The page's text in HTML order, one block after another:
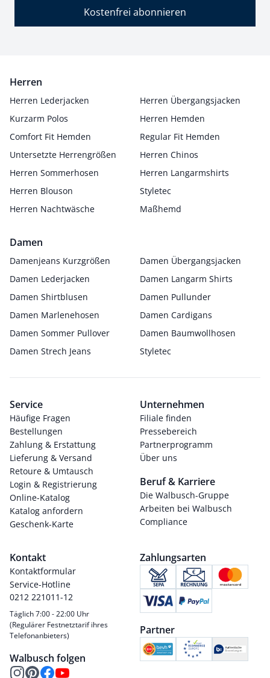
Kostenfrei abonnieren
Herren
Herren Lederjacken
Herren Übergangsjacken
Kurzarm Polos
Herren Hemden
Comfort Fit Hemden
Regular Fit Hemden
Untersetzte Herrengrößen
Herren Chinos
Herren Sommerhosen
Herren Langarmshirts
Herren Blouson
Styletec
Herren Nachtwäsche
Maßhemd
Damen
Damenjeans Kurzgrößen
Damen Übergangsjacken
Damen Lederjacken
Damen Langarm Shirts
Damen Shirtblusen
Damen Pullunder
Damen Marlenehosen
Damen Cardigans
Damen Sommer Pullover
Damen Baumwollhosen
Damen Strech Jeans
Styletec
Service
Häufige Fragen
Bestellungen
Zahlung & Erstattung
Lieferung & Versand
Retoure & Umtausch
Login & Registrierung
Online-Katalog
Katalog anfordern
Geschenk-Karte
Unternehmen
Filiale finden
Pressebereich
Partnerprogramm
Über uns
Beruf & Karriere
Die Walbusch-Gruppe
Arbeiten bei Walbusch
Compliance
Kontakt
Kontaktformular
Service-Hotline
0212 221011-12
Täglich 7:00 - 22:00 Uhr
(Regulärer Festnetztarif ihres
Telefonanbieters)
Walbusch folgen
Zahlungsarten
Partner